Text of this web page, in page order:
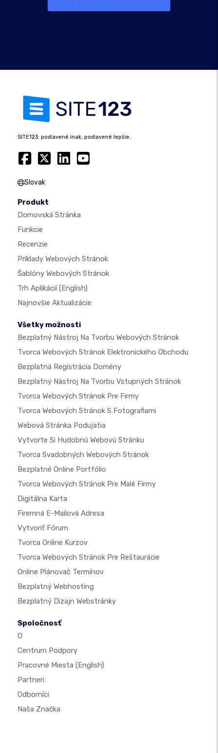
SITE123: postavené inak, postavené lepšie.
Slovak
Produkt
Domovská Stránka
Funkcie
Recenzie
Príklady Webových Stránok
Šablóny Webových Stránok
Trh Aplikácií(English)
Najnovšie Aktualizácie
Všetky možnosti
Bezplatný Nástroj Na Tvorbu Webových Stránok
Tvorca Webových Stránok Elektronického Obchodu
Bezplatná Registrácia Domény
Bezplatný Nástroj Na Tvorbu Vstupných Stránok
Tvorca Webových Stránok Pre Firmy
Tvorca Webových Stránok S Fotografiami
Webová Stránka Podujatia
Vytvorte Si Hudobnú Webovú Stránku
Tvorca Svadobných Webových Stránok
Bezplatné Online Portfólio
Tvorca Webových Stránok Pre Malé Firmy
Digitálna Karta
Firemná E-Mailová Adresa
Vytvoriť Fórum
Tvorca Online Kurzov
Tvorca Webových Stránok Pre Reštaurácie
Online Plánovač Termínov
Bezplatný Webhosting
Bezplatný Dizajn Webstránky
Spoločnosť
O
Centrum Podpory
Pracovné Miesta (English)
Partneri
Odborníci
Naša Značka